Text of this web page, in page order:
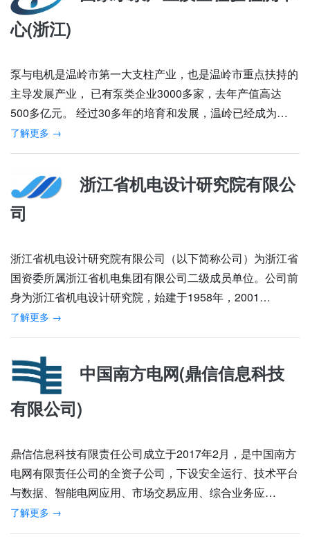
心(浙江)
泵与电机是温岭市第一大支柱产业，也是温岭市重点扶持的
主导发展产业， 已有泵类企业3000多家，去年产值高达
500多亿元。 经过30多年的培育和发展，温岭已经成为…
了解更多 →
浙江省机电设计研究院有限公
司
浙江省机电设计研究院有限公司（以下简称公司）为浙江省
国资委所属浙江省机电集团有限公司二级成员单位。公司前
身为浙江省机电设计研究院，始建于1958年，2001…
了解更多 →
中国南方电网(鼎信信息科技
有限公司)
鼎信信息科技有限责任公司成立于2017年2月，是中国南方
电网有限责任公司的全资子公司，下设安全运行、技术平台
与数据、智能电网应用、市场交易应用、综合业务应…
了解更多 →